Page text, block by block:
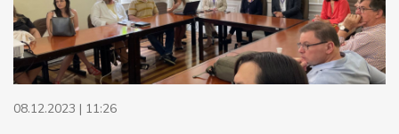
08.12.2023 | 11:26